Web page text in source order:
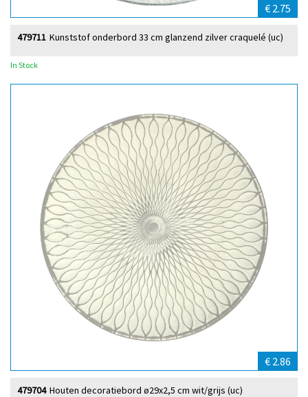
€ 2.75
Kunststof onderbord 33 cm glanzend zilver craquelé (uc)
479711
In Stock
€ 2.86
Houten decoratiebord ø29x2,5 cm wit/grijs (uc)
479704